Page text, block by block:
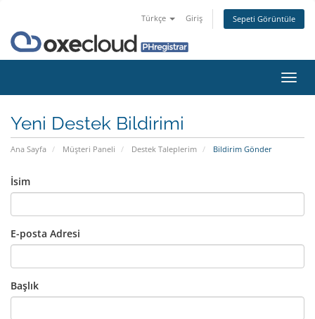
Türkçe Giriş Sepeti Görüntüle
Yeni Destek Bildirimi
Ana Sayfa Müşteri Paneli Destek Taleplerim Bildirim Gönder
İsim
E-posta Adresi
Başlık